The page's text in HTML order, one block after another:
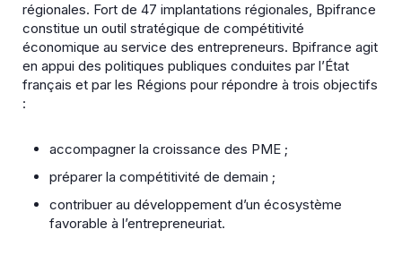
régionales. Fort de 47 implantations régionales, Bpifrance
constitue un outil stratégique de compétitivité
économique au service des entrepreneurs. Bpifrance agit
en appui des politiques publiques conduites par l’État
français et par les Régions pour répondre à trois objectifs
:
accompagner la croissance des PME ;
préparer la compétitivité de demain ;
contribuer au développement d’un écosystème
favorable à l’entrepreneuriat.